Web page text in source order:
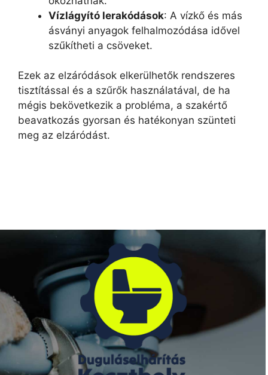
Vízlágyító lerakódások: A vízkő és más
ásványi anyagok felhalmozódása idővel
szűkítheti a csöveket.
Ezek az elzáródások elkerülhetők rendszeres
tisztítással és a szűrők használatával, de ha
mégis bekövetkezik a probléma, a szakértő
beavatkozás gyorsan és hatékonyan szünteti
meg az elzáródást.